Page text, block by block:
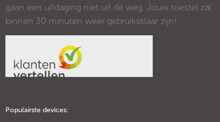
gaan een uitdaging niet uit de weg. Jouw toestel zal
binnen 30 minuten weer gebruiksklaar zijn!
Populairste devices: